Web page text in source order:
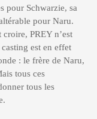
pour Schwarzie, sa
pour Naru.
PREY n’est
est en effet
: le frère de Naru,
tous ces
tous les